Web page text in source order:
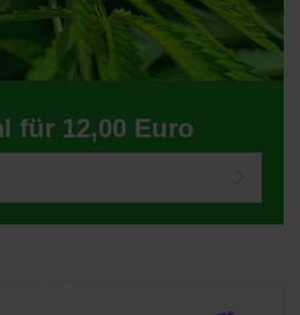
für 12,00 Euro